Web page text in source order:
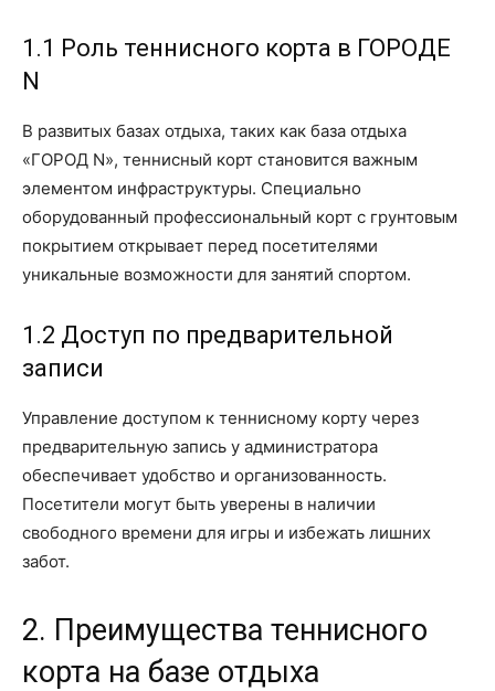
1.1 Роль теннисного корта в ГОРОДЕ
N
В развитых базах отдыха, таких как база отдыха
«ГОРОД N», теннисный корт становится важным
элементом инфраструктуры. Специально
оборудованный профессиональный корт с грунтовым
покрытием открывает перед посетителями
уникальные возможности для занятий спортом.
1.2 Доступ по предварительной
записи
Управление доступом к теннисному корту через
предварительную запись у администратора
обеспечивает удобство и организованность.
Посетители могут быть уверены в наличии
свободного времени для игры и избежать лишних
забот.
2. Преимущества теннисного
корта на базе отдыха